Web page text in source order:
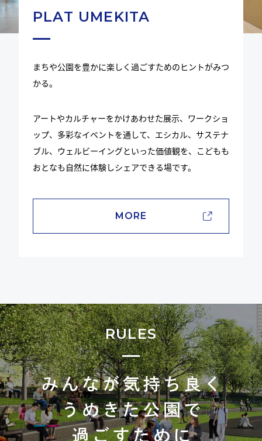
PLAT UMEKITA
まちや公園を豊かに楽しく過ごすためのヒントがみつ
かる。
アートやカルチャーをかけあわせた展示、ワークショ
ップ、多彩なイベントを通して、エシカル、サステナ
ブル、ウェルビーイングといった価値観を、こどもも
おとなも自然に体験しシェアできる場です。
MORE
RULES